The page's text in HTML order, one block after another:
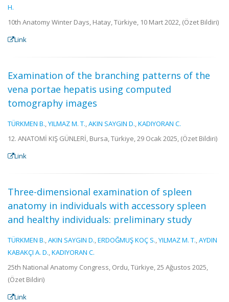
H.
10th Anatomy Winter Days, Hatay, Türkiye, 10 Mart 2022, (Özet Bildiri)
Link
Examination of the branching patterns of the
vena portae hepatis using computed
tomography images
TÜRKMEN B.,YILMAZ M. T.,AKIN SAYGIN D.,KADIYORAN C.
12. ANATOMİ KIŞ GÜNLERİ, Bursa, Türkiye, 29 Ocak 2025, (Özet Bildiri)
Link
Three-dimensional examination of spleen
anatomy in individuals with accessory spleen
and healthy individuals: preliminary study
TÜRKMEN B.,AKIN SAYGIN D.,ERDOĞMUŞ KOÇ S.,YILMAZ M. T.,AYDIN
KABAKÇI A. D.,KADIYORAN C.
25th National Anatomy Congress, Ordu, Türkiye, 25 Ağustos 2025,
(Özet Bildiri)
Link